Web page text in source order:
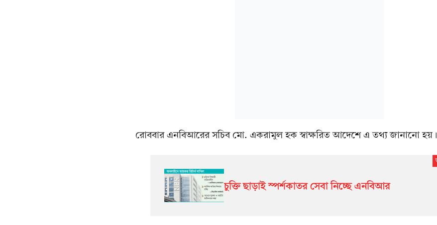
রোববার এনবিআরের সচিব মো. একরামুল হক স্বাক্ষরিত আদেশে এ তথ্য জানানো হয়।
চুক্তি ছাড়াই স্পর্শকাতর সেবা নিচ্ছে এনবিআর